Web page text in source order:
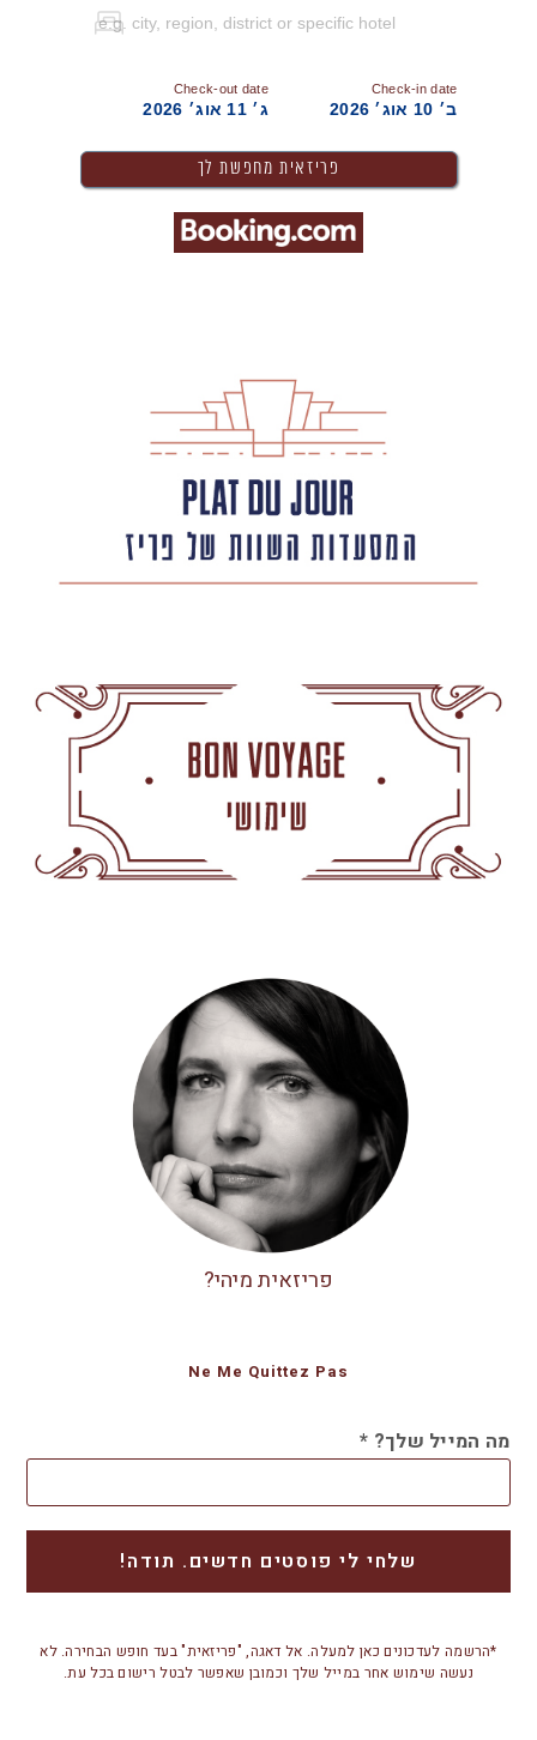
Check-in date
ב׳ 10 אוג׳ 2026
Check-out date
ג׳ 11 אוג׳ 2026
פריזאית מיהי?
Ne Me Quittez Pas
מה המייל שלך? *
*הרשמה לעדכונים כאן למעלה. אל דאגה, "פריזאית" בעד חופש הבחירה. לא
נעשה שימוש אחר במייל שלך וכמובן שאפשר לבטל רישום בכל עת.